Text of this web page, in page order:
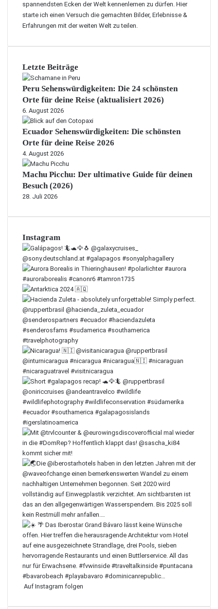
spannendsten Ecken der Welt kennenlernen zu dürfen. Hier
starte ich einen Versuch die gemachten Bilder, Erlebnisse &
Erfahrungen mit der weiten Welt zu teilen.
Letzte Beiträge
Peru Sehenswürdigkeiten: Die 24 schönsten
Orte für deine Reise (aktualisiert 2026)
6. August 2026
Ecuador Sehenswürdigkeiten: Die schönsten
Orte für deine Reise 2026
4. August 2026
Machu Picchu: Der ultimative Guide für deinen
Besuch (2026)
28. Juli 2026
Instagram
Auf Instagram folgen